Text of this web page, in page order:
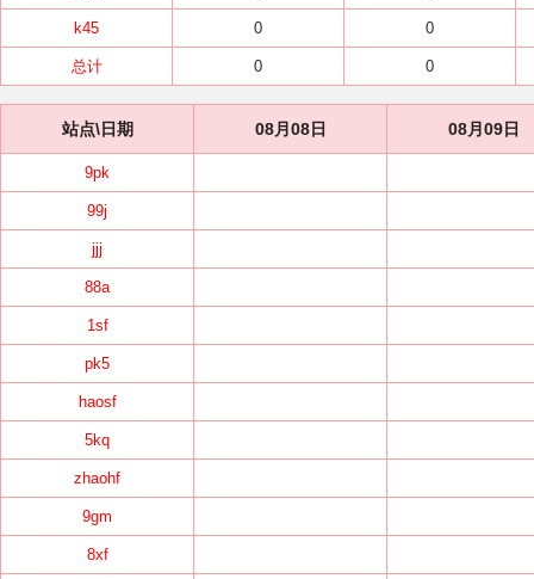
k45 0 0
总计 0 0
站点\日期 08月08日 08月09日
9pk
99j
jjj
88a
1sf
pk5
haosf
5kq
zhaohf
9gm
8xf